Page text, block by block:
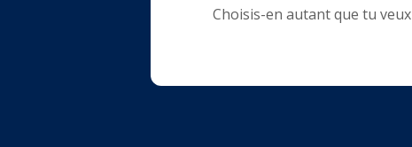
Choisis-en autant que tu veux